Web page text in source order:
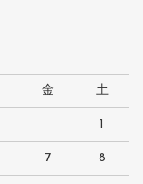
金 土
1
7 8